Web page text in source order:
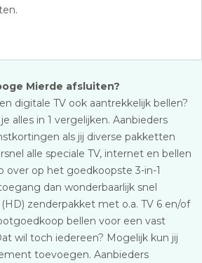
Mierde afsluiten?
digitale TV ook aantrekkelijk bellen?
alles in 1 vergelijken. Aanbieders
als jij diverse pakketten
alle speciale TV, internet en bellen
over op het goedkoopste 3-in-1
dan wonderbaarlijk snel
zenderpakket met o.a. TV 6 en/of
bellen voor een vast
wil toch iedereen? Mogelijk kun jij
toevoegen. Aanbieders